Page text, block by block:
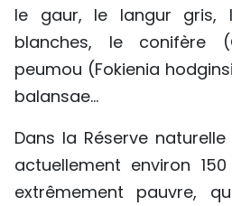
le gaur, le langur gris,
blanches, le conifère
peumou (Fokienia
balansae...
Dans la Réserve
actuellement environ
extrêmement pauvre,